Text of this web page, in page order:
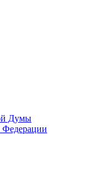
Думы
Федерации